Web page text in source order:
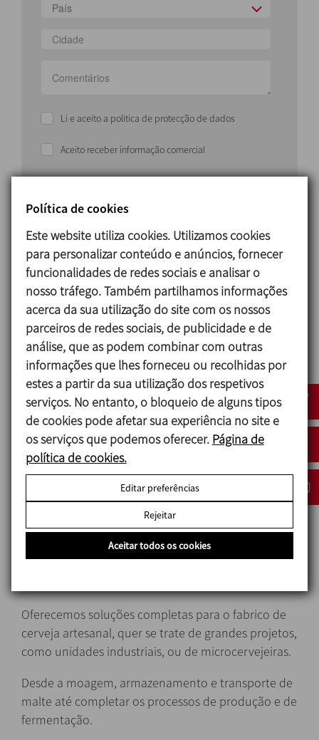
País
Li e aceito a politica de protecção de dados
Aceito receber informação comercial
Solução
PROJETOS À MEDIDA, TODA UMA FILOSOFIA
AINOXPAe aRICCI ENGINEERINGdesenvolvem
cada projeto de forma personalizada, com soluções
criativas e inovadoras.
Equipamentos de qualidade concebidos e
fabricados à medida das necessidades de cada
cliente, desde os sistemas industriais mais básicos
operados manualmente até aos mais complexos e
totalmente automatizados.
Oferecemos soluções completas para o fabrico de
cerveja artesanal, quer se trate de grandes projetos,
como unidades industriais, ou de microcervejeiras.
Desde a moagem, armazenamento e transporte de
malte até completar os processos de produção e de
fermentação.
Política de cookies
Este website utiliza cookies. Utilizamos cookies
para personalizar conteúdo e anúncios, fornecer
funcionalidades de redes sociais e analisar o
nosso tráfego. Também partilhamos informações
acerca da sua utilização do site com os nossos
parceiros de redes sociais, de publicidade e de
análise, que as podem combinar com outras
informações que lhes forneceu ou recolhidas por
estes a partir da sua utilização dos respetivos
serviços. No entanto, o bloqueio de alguns tipos
de cookies pode afetar sua experiência no site e
os serviços que podemos oferecer. Página de
política de cookies.
Editar preferências
Rejeitar
Aceitar todos os cookies